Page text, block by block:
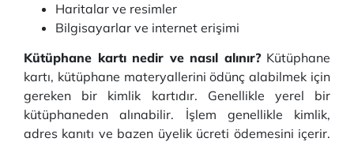
Haritalar ve resimler
Bilgisayarlar ve internet erişimi
Kütüphane kartı nedir ve nasıl alınır?Kütüphane
kartı, kütüphane materyallerini ödünç alabilmek için
gereken bir kimlik kartıdır. Genellikle yerel bir
kütüphaneden alınabilir. İşlem genellikle kimlik,
adres kanıtı ve bazen üyelik ücreti ödemesini içerir.